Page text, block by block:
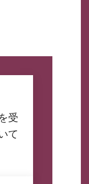
受
て